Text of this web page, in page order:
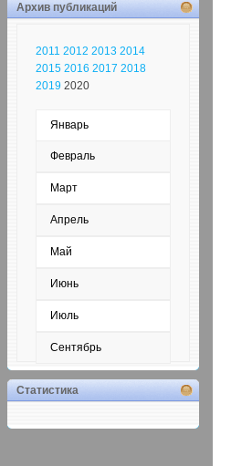
Архив публикаций
2011 2012 2013 2014
2015 2016 2017 2018
2019 2020
Январь
Февраль
Март
Апрель
Май
Июнь
Июль
Сентябрь
Статистика